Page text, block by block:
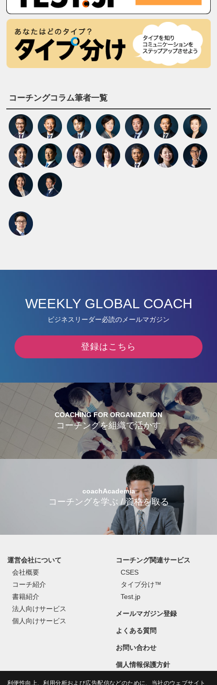
コーチングコラム筆者一覧
WEEKLY GLOBAL COACH
ビジネスリーダー必読のメールマガジン
登録はこちら
COACHING FOR ORGANIZATION
コーチングを組織で活かす
coachAcademia
コーチングを学ぶ / 資格を取る
運営会社について
会社概要
コーチ紹介
書籍紹介
法人向けサービス
個人向けサービス
コーチング関連サービス
CSES
タイプ分け™
Test.jp
メールマガジン登録
よくある質問
お問い合わせ
個人情報保護方針
利便性向上、利用分析および広告配信などのために、当社のウェブサイト